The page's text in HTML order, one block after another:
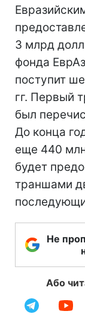
3 млрд
фонда
поступит
гг. Первый
был
До конца
еще 440
будет
траншами
Не
Або